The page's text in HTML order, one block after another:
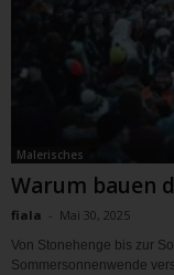
Malerisches
Warum bauen
fiala - Mai 30, 2025
Von Stonehenge bis zur
Sommersonnenwende